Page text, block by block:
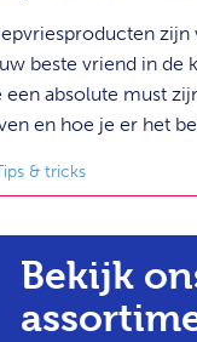
zijn
beste vriend in de
een absolute must
en hoe je er het
& tricks
Bekijk